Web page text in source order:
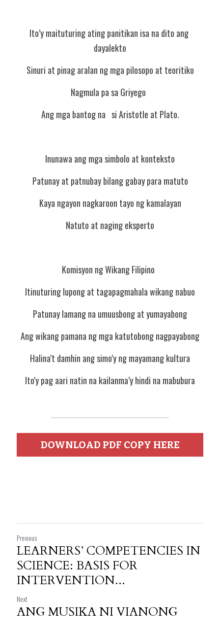
Ito’y maituturing ating panitikan isa na dito ang
dayalekto
Sinuri at pinag aralan ng mga pilosopo at teoritiko
Nagmula pa sa Griyego
Ang mga bantog na   si Aristotle at Plato.
Inunawa ang mga simbolo at konteksto
Patunay at patnubay bilang gabay para matuto
Kaya ngayon nagkaroon tayo ng kamalayan
Natuto at naging eksperto
Komisyon ng Wikang Filipino
Itinuturing lupong at tagapagmahala wikang nabuo
Patunay lamang na umuusbong at yumayabong
Ang wikang pamana ng mga katutobong nagpayabong
Halina't damhin ang simo'y ng mayamang kultura
Ito'y pag aari natin na kailanma’y hindi na mabubura
DOWNLOAD PDF COPY HERE
Previous
LEARNERS’ COMPETENCIES IN
SCIENCE: BASIS FOR
INTERVENTION...
Next
ANG MUSIKA NI VIANONG